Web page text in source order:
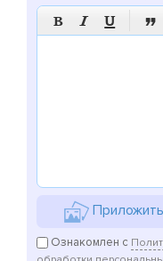
   
Приложить
Ознакомлен с